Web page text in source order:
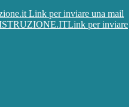
Link per inviare una mail
Link per inviare